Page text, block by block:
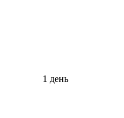
1 день